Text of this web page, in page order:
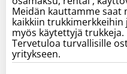
Meidän kauttamme saat
kaikkiin
myös käytettyjä trukkeja.
Tervetuloa turvallisille
yritykseen.